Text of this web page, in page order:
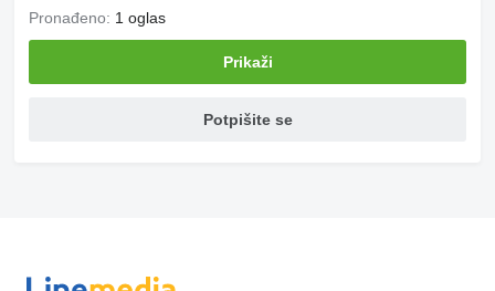
Pronađeno: 1 oglas
Prikaži
Potpišite se